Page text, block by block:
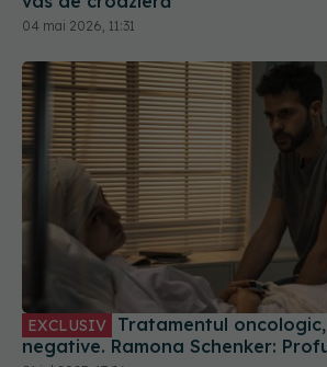
04 mai 2026, 11:31
EXCLUSIV Tratamentul oncologic, efecte
negative. Ramona Schenker:
01 iul 2025, 17:26